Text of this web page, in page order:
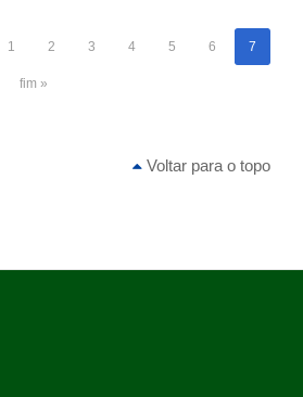
1 2 3 4 5 6 7
fim »
Voltar para o topo